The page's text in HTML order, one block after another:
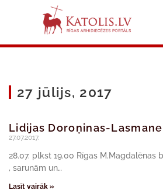
27 jūlijs, 2017
Lidijas Doroņinas-
27.07.2017.
28.07. plkst 19.00 Rīgas
, sarunām un…
Lasīt vairāk »